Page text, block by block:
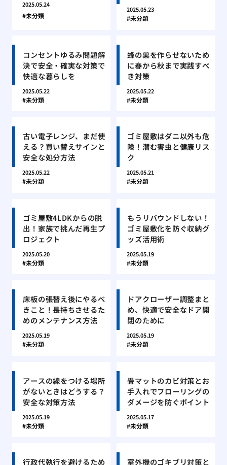
2025.05.24
未分類
2025.05.23
未分類
コンセントゆるみ問題解
決で安全・確実な対策で
快適な暮らしを
2025.05.22
未分類
蜂の巣を作らせないため
に春から秋まで実践すべ
き対策
2025.05.22
未分類
古い電子レンジ、まだ使
える？買い替えサインと
安全な処分方法
2025.05.22
未分類
ゴミ屋敷はダニ以外も危
険！潜む害虫と健康リス
ク
2025.05.21
未分類
ゴミ屋敷4LDKからの脱
出！家族で挑んだ再生プ
ロジェクト
2025.05.20
未分類
もうリバウンドしない！
ゴミ屋敷化を防ぐ収納グ
ッズ活用術
2025.05.19
未分類
床板の張替え後にやるべ
きこと！長持ちさせるた
めのメンテナンス方法
2025.05.19
未分類
ドアクローザー調整まと
め、快適で安全なドア開
閉のために
2025.05.19
未分類
アースの線をつける場所
がないときはどうする？
安全な対策方法
2025.05.19
未分類
畳マットのカビ対策とお
手入れでフローリングの
ダメージを防ぐポイント
2025.05.17
未分類
行政代執行を避けるため 室外機のゴキブリ対策と